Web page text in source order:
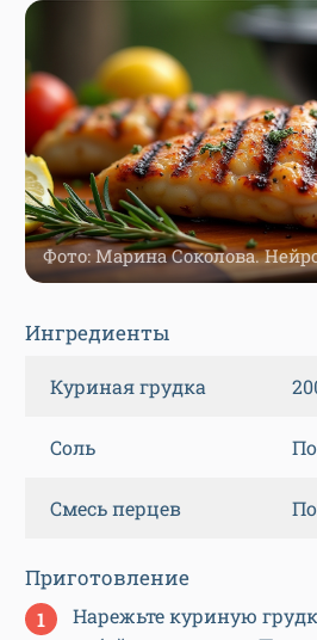
Фото: Марина Соколова.
Ингредиенты
Куриная грудка
Соль
Смесь перцев
Приготовление
Нарежьте куриную